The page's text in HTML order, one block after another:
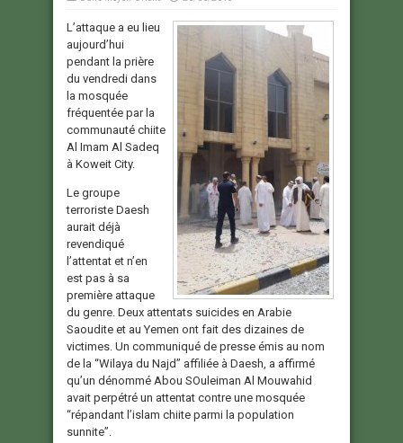
L’attaque a eu lieu
aujourd’hui
pendant la prière
du vendredi dans
la mosquée
fréquentée par la
communauté chiite
Al Imam Al Sadeq
à Koweit City.
Le groupe
terroriste Daesh
aurait déjà
revendiqué
l’attentat et n’en
est pas à sa
première attaque
du genre. Deux attentats suicides en Arabie
Saoudite et au Yemen ont fait des dizaines de
victimes. Un communiqué de presse émis au nom
de la “Wilaya du Najd” affiliée à Daesh, a affirmé
qu’un dénommé Abou SOuleiman Al Mouwahid
avait perpétré un attentat contre une mosquée
“répandant l’islam chiite parmi la population
sunnite”.